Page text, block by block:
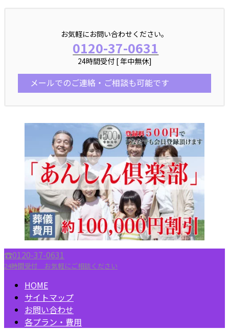
お気軽にお問い合わせください。
0120-37-0631
24時間受付 [ 年中無休]
メールでのご連絡・ご相談も可能です
☎︎0120-37-0631
24時間受付 お気軽にご相談ください
HOME
サイトマップ
お問い合わせ
各プラン・費用